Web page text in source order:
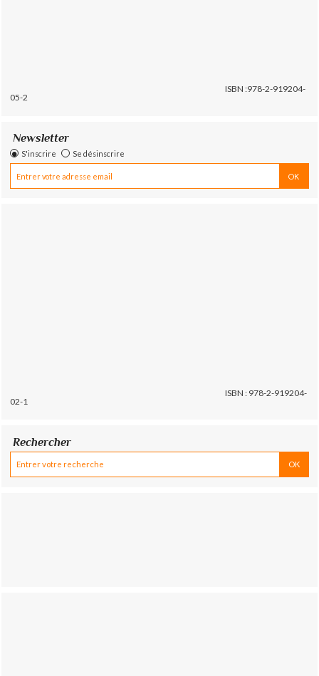
ISBN :978-2-919204-
05-2
Newsletter
S'inscrire Se désinscrire
ISBN : 978-2-919204-
02-1
Rechercher